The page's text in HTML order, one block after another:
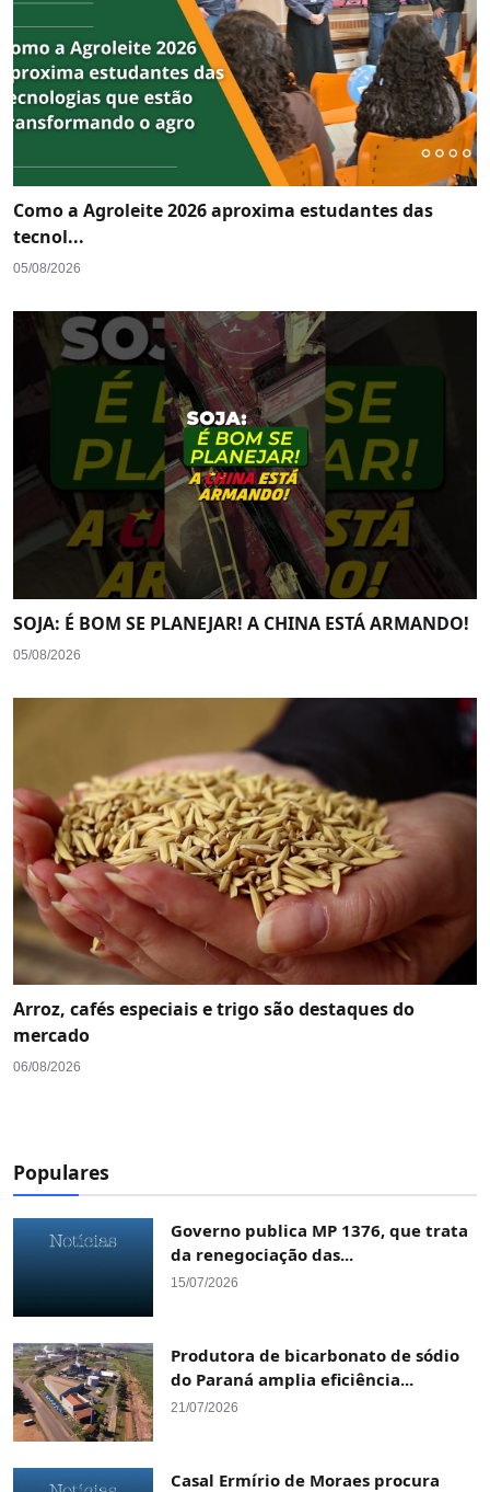
Como a Agroleite 2026 aproxima estudantes das
tecnol...
05/08/2026
SOJA: É BOM SE PLANEJAR! A CHINA ESTÁ ARMANDO!
05/08/2026
Arroz, cafés especiais e trigo são destaques do
mercado
06/08/2026
Populares
Governo publica MP 1376, que trata
da renegociação das...
15/07/2026
Produtora de bicarbonato de sódio
do Paraná amplia eficiência...
21/07/2026
Casal Ermírio de Moraes procura